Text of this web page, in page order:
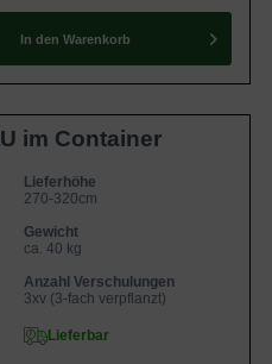
In den Warenkorb
im Container
Lieferhöhe
270-320cm
Gewicht
ca. 40 kg
Anzahl Verschulungen
3xv (3-fach verpflanzt)
Lieferbar